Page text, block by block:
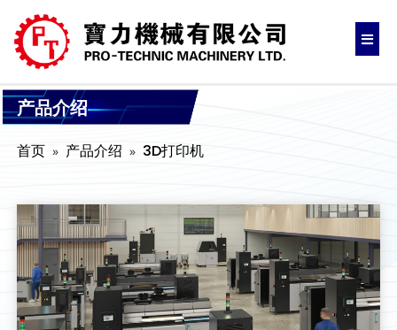
产品介绍
首页 产品介绍 3D打印机